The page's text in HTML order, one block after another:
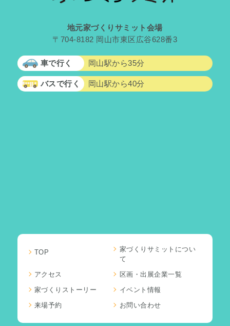
地元家づくりサミット会場
〒704-8182 岡山市東区広谷628番3
車で行く 岡山駅から35分
バスで行く 岡山駅から40分
TOP
家づくりサミットについ
て
アクセス
区画・出展企業一覧
家づくりストーリー
イベント情報
来場予約
お問い合わせ